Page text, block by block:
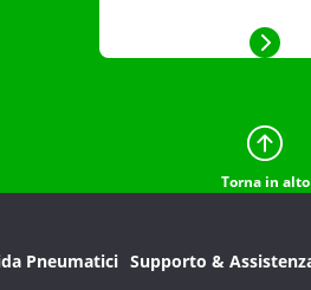
Torna in alto
Pneumatici Supporto &